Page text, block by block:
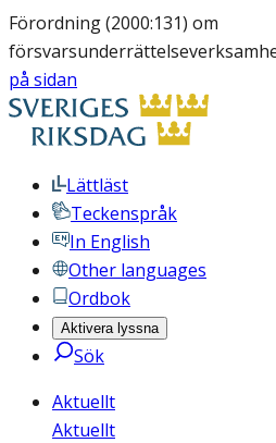
Förordning (2000:131) om
på sidan
Lättläst
Teckenspråk
In English
Other languages
Ordbok
Aktivera lyssna
Sök
Aktuellt
Aktuellt